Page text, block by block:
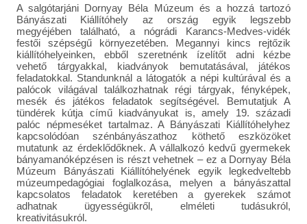
A salgótarjáni Dornyay Béla Múzeum és a hozzá tartozó
Bányászati Kiállítóhely az ország egyik legszebb
megyéjében található, a nógrádi Karancs-Medves-vidék
festői szépségű környezetében. Megannyi kincs rejtőzik
kiállítóhelyeinken, ebből szeretnénk ízelítőt adni kézbe
vehető tárgyakkal, kiadványok bemutatásával, játékos
feladatokkal. Standunknál a látogatók a népi kultúrával és a
palócok világával találkozhatnak régi tárgyak, fényképek,
mesék és játékos feladatok segítségével. Bemutatjuk A
tündérek kútja című kiadványukat is, amely 19. századi
palóc népmeséket tartalmaz. A Bányászati Kiállítóhelyhez
kapcsolódóan szénbányászathoz köthető eszközöket
mutatunk az érdeklődőknek. A vállalkozó kedvű gyermekek
bányamanóképzésen is részt vehetnek – ez a Dornyay Béla
Múzeum Bányászati Kiállítóhelyének egyik legkedveltebb
múzeumpedagógiai foglalkozása, melyen a bányászattal
kapcsolatos feladatok keretében a gyerekek számot
adhatnak ügyességükről, elméleti tudásukról,
kreativitásukról.